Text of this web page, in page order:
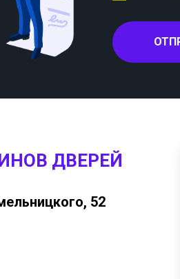
ДВЕРЕЙ
52